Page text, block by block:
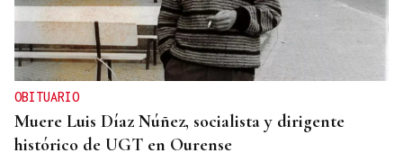
OBITUARIO
Muere Luis Díaz Núñez, socialista y dirigente
histórico de UGT en Ourense